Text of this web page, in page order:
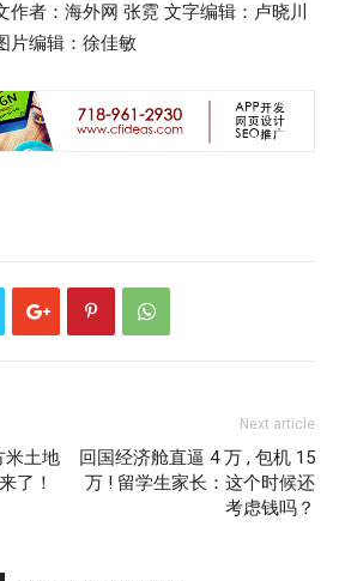
作者：海外网 张霓 文字编辑：卢晓川
片编辑：徐佳敏
米土地
了！
Next article
回国经济舱直逼 4 万 , 包机 15
万 ! 留学生家长：这个时候还
考虑钱吗？